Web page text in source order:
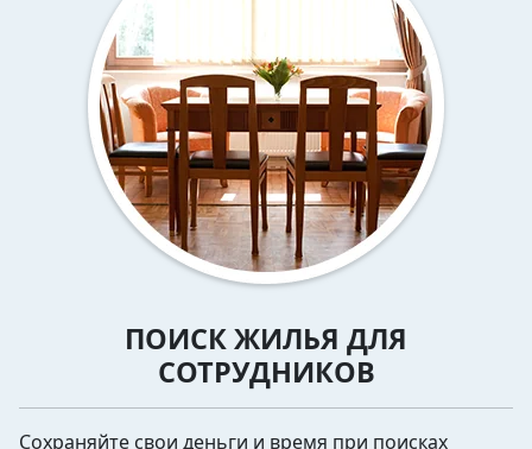
ПОИСК ЖИЛЬЯ ДЛЯ
СОТРУДНИКОВ
Сохраняйте свои деньги и время при поисках